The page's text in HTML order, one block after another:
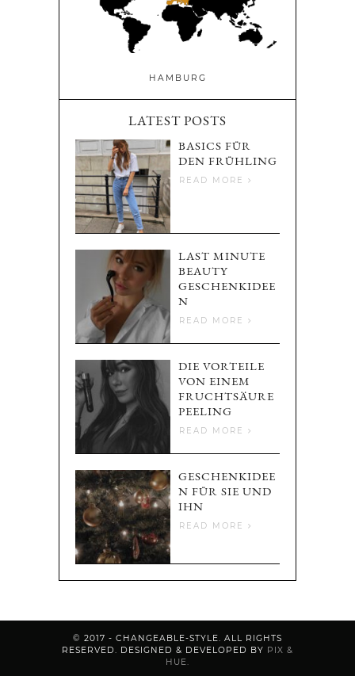
HAMBURG
LATEST POSTS
BASICS FÜR
DEN FRÜHLING
READ MORE
LAST MINUTE
BEAUTY
GESCHENKIDEE
N
READ MORE
DIE VORTEILE
VON EINEM
FRUCHTSÄURE
PEELING
READ MORE
GESCHENKIDEE
N FÜR SIE UND
IHN
READ MORE
© 2017 - CHANGEABLE-STYLE. ALL RIGHTS
RESERVED. DESIGNED & DEVELOPED BY PIX &
HUE.